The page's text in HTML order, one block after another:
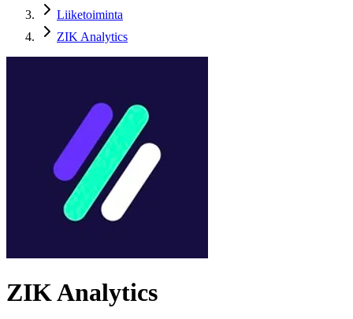
Liiketoiminta
ZIK Analytics
ZIK Analytics